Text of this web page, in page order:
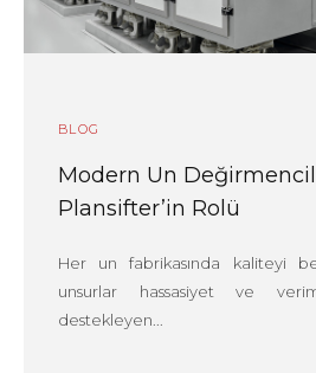
BLOG
Modern Un
Plansifter’in Rolü
Her un fabrikasında kaliteyi
unsurlar hassasiyet ve
destekleyen...